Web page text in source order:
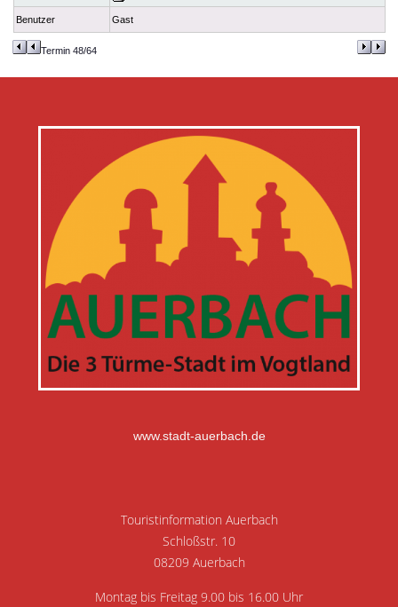
Benutzer Gast
Termin 48/64
www.stadt-auerbach.de
Touristinformation Auerbach
Schloßstr. 10
08209 Auerbach
Montag bis Freitag 9.00 bis 16.00 Uhr